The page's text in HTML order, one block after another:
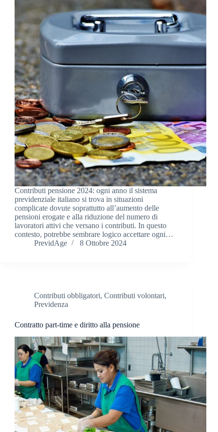
Contributi pensione 2024: ogni anno il sistema
previdenziale italiano si trova in situazioni
complicate dovute soprattutto all’aumento delle
pensioni erogate e alla riduzione del numero di
lavoratori attivi che versano i contributi. In questo
contesto, potrebbe sembrare logico accettare ogni…
PrevidAge
8 Ottobre 2024
Contributi obbligatori, Contributi volontari,
Previdenza
Contratto part-time e diritto alla pensione